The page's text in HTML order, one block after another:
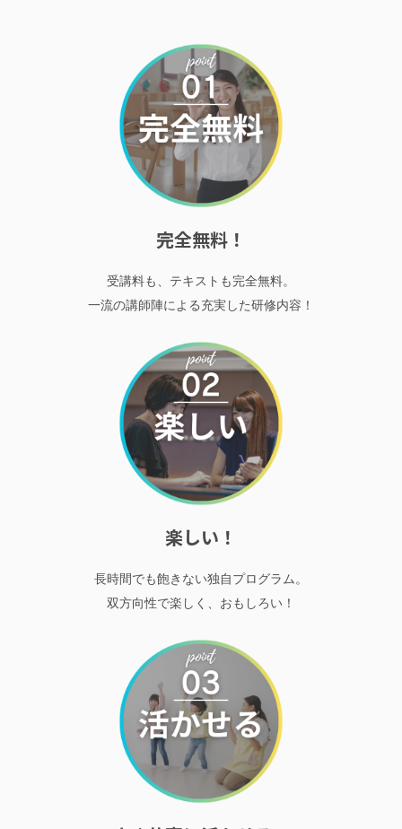
完全無料！
受講料も、テキストも完全無料。
一流の講師陣による充実した研修内容！
楽しい！
長時間でも飽きない独自プログラム。
双方向性で楽しく、おもしろい！